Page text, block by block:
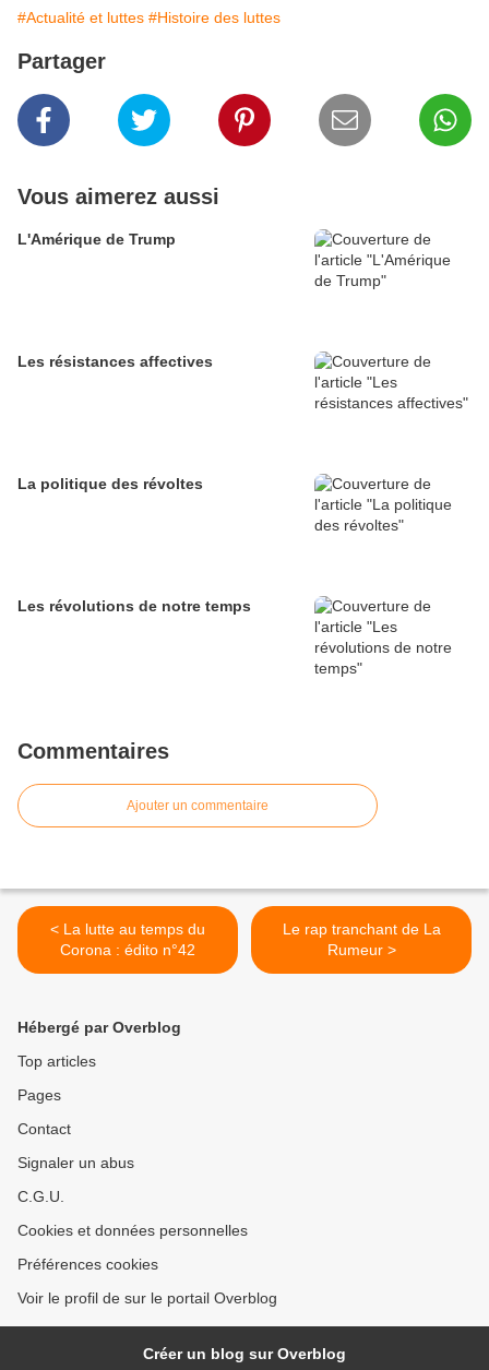
#Actualité et luttes #Histoire des luttes
Partager
Vous aimerez aussi
L'Amérique de Trump
Les résistances affectives
La politique des révoltes
Les révolutions de notre temps
Commentaires
Ajouter un commentaire
< La lutte au temps du
Corona : édito n°42
Le rap tranchant de La
Rumeur >
Hébergé par Overblog
Top articles
Pages
Contact
Signaler un abus
C.G.U.
Cookies et données personnelles
Préférences cookies
Voir le profil de sur le portail Overblog
Créer un blog sur Overblog